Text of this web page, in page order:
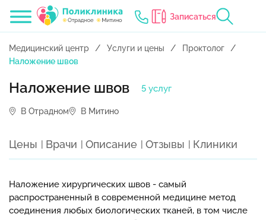
Записаться
Медицинский центр Услуги и цены
Проктолог
Наложение швов
Наложение швов 5 услуг
В Отрадном В Митино
Цены Врачи Описание Отзывы Клиники
Наложение хирургических швов - самый
распространенный в современной медицине метод
соединения любых биологических тканей, в том числе